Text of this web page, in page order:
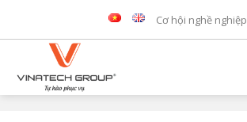
Cơ hội nghề nghiệp